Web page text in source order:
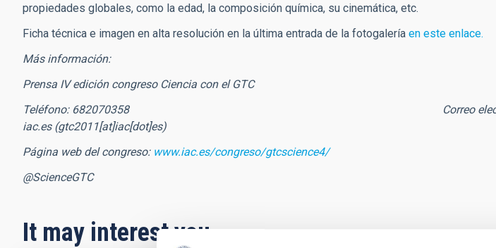
propiedades globales, como la edad, la composición química, su cinemática, etc.
Ficha técnica e imagen en alta resolución en la última entrada de la fotogalería en este enlace.
Más información:
Prensa IV edición congreso Ciencia con el GTC
Teléfono: 682070358 Correo
iac.es(gtc2011[at]iac[dot]es)
Página web del congreso: www.iac.es/congreso/gtcscience4/
@ScienceGTC
It may interest you